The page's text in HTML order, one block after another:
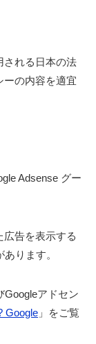
される日本の法
ーの内容を適宜
Adsense グー
告を表示する
ります。
Googleアドセン
Google 」をご覧